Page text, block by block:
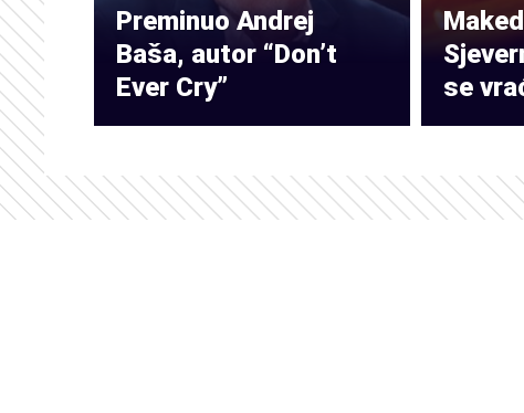
Preminuo Andrej
Baša, autor “Don’t
Ever Cry”
se